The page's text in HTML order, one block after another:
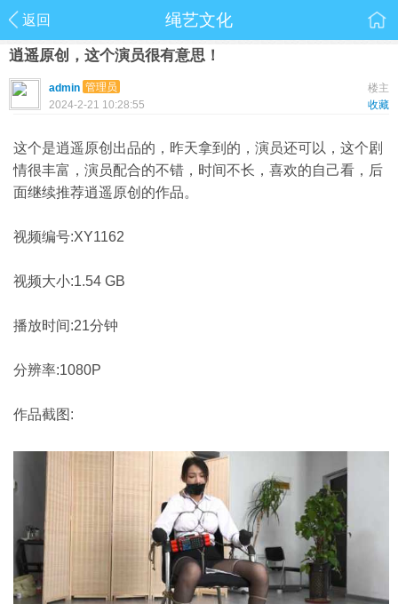
返回 绳艺文化
逍遥原创，这个演员很有意思！
楼主
admin 管理员
收藏
2024-2-21 10:28:55
这个是逍遥原创出品的，昨天拿到的，演员还可以，这个剧
情很丰富，演员配合的不错，时间不长，喜欢的自己看，后
面继续推荐逍遥原创的作品。
视频编号:XY1162
视频大小:1.54 GB
播放时间:21分钟
分辨率:1080P
作品截图: